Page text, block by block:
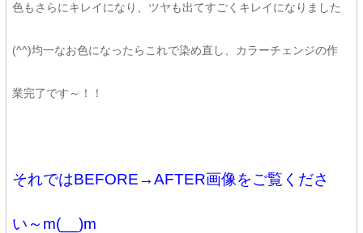
色もさらにキレイになり、ツヤも出てすごくキレイになりました
(^^)均一なお色になったらこれで染め直し、カラーチェンジの作
業完了です～！！
それではBEFORE→AFTER画像をご覧くださ
い～m(__)m